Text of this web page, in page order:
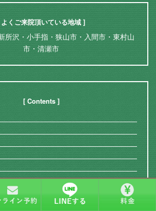
くご来院頂いている地域 ]
所沢・小手指・狭山市・入間市・東村山
市・清瀬市
[ Contents ]